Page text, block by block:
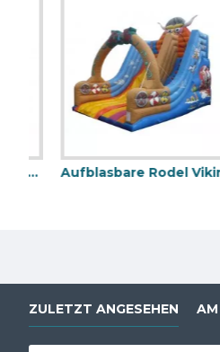
Aufblasbare Rodel Viking Aufblasbare Löschfahrzeugrutsche
ZULETZT ANGESEHEN AM